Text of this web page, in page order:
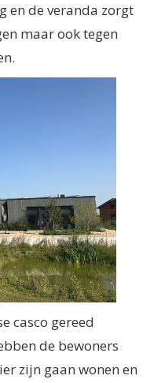
en de veranda zorgt
maar ook tegen
casco gereed
de bewoners
zijn gaan wonen en